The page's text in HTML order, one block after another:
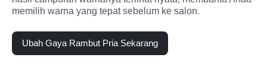
memilih warna yang tepat sebelum ke salon.
Ubah Gaya Rambut Pria Sekarang